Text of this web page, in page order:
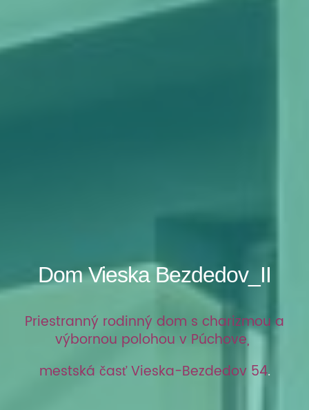
Dom Vieska Bezdedov_II
Priestranný rodinný dom s charizmou a
výbornou polohou v Púchove,
mestská časť Vieska-Bezdedov 54.